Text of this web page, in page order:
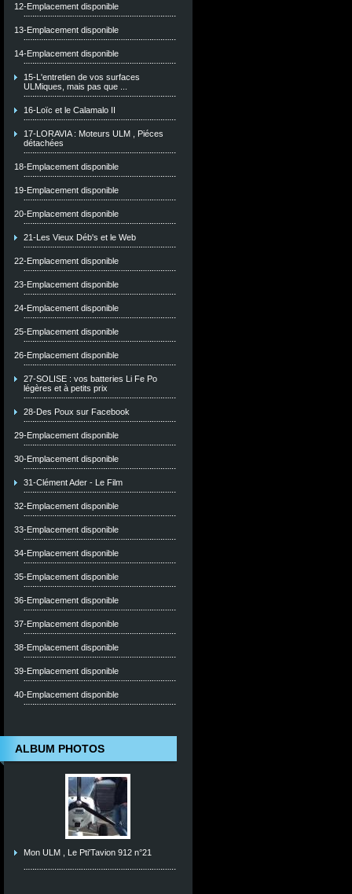
12-Emplacement disponible
13-Emplacement disponible
14-Emplacement disponible
15-L'entretien de vos surfaces
ULMiques, mais pas que ...
16-Loïc et le Calamalo II
17-LORAVIA : Moteurs ULM , Piéces
détachées
18-Emplacement disponible
19-Emplacement disponible
20-Emplacement disponible
21-Les Vieux Déb's et le Web
22-Emplacement disponible
23-Emplacement disponible
24-Emplacement disponible
25-Emplacement disponible
26-Emplacement disponible
27-SOLISE : vos batteries Li Fe Po
légères et à petits prix
28-Des Poux sur Facebook
29-Emplacement disponible
30-Emplacement disponible
31-Clément Ader - Le Film
32-Emplacement disponible
33-Emplacement disponible
34-Emplacement disponible
35-Emplacement disponible
36-Emplacement disponible
37-Emplacement disponible
38-Emplacement disponible
39-Emplacement disponible
40-Emplacement disponible
ALBUM PHOTOS
Mon ULM , Le Pti'Tavion 912 n°21